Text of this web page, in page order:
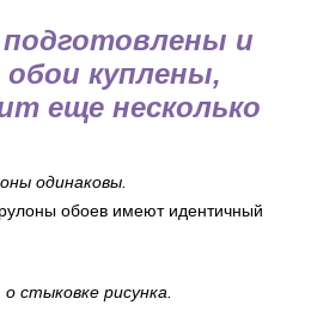
и
куплены,
еще несколько
одинаковы.
рулоны обоев имеют идентичный
стыковке рисунка.